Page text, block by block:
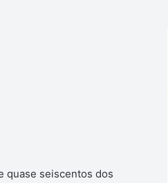
quase seiscentos dos